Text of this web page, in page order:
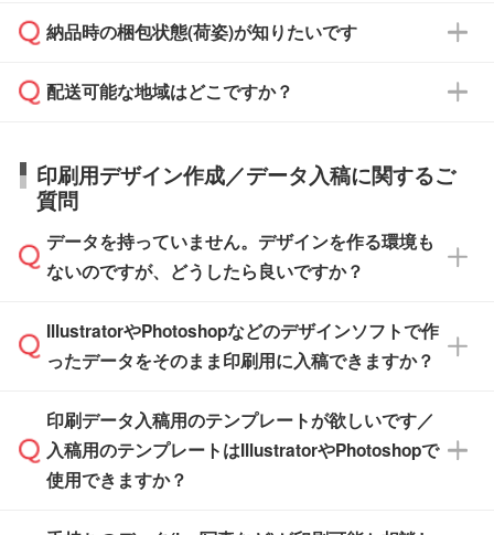
ご希望の際は担当スタッフまでお気軽にご相談
ください。
ご入金確認後、1～2営業日で出荷いたしま
タッフまでお問い合わせください。
ル」に注文予定日をご入力いただくと、おおよ
その締切日や出荷目安をご確認いただけます。
品が決まりましたらお早めのご発注をお願いい
たします。
※土日祝日を除く営業日換算です。
※沖縄・離島は追加日数がかかります。
い。
応が可能かご案内いたします。
す。>>対象商品はこちら
※最短出荷日は商品によって異なります。各商
品ページにてご確認ください
ご入金確認後に在庫を確保し、注文確定のご連
はできかねますので予めご了承ください。
納品時の梱包状態(荷姿)が知りたいです
商品によって異なります。各ページにある商品
す。(白箱、化粧箱、ブリスターパックなど)
【袋入り】 商品がひとつずつ袋に入っていま
す。(透明袋、デザイン袋など)
【個包装なし】 個包装がされていない状態で
※化粧箱から白箱への入れ替えや、オリジナル
箱の作成は原則承っておりません。
配送可能な地域はどこですか？
日本全国へお届けが可能です。なお、海外への
直接納品は行っておりませんので予めご了承く
ださい。
印刷用デザイン作成／データ入稿に関するご
質問
データを持っていません。デザインを作る環境も
ないのですが、どうしたら良いですか？
無料の「デザインシミュレーター」を使えば、
PCやスマホから簡単にデザインを作成できま
ザインソフトがなくても安心です。
また、「データ作成サービス
IllustratorやPhotoshopなどのデザインソフトで作
ったデータをそのまま印刷用に入稿できますか？
IllustratorやPhotoshop、CLIP STUDIOなどのデ
ザインソフトでこだわりのデザインを作成した
い方は、完全データ入稿
印刷データ入稿用のテンプレートが欲しいです／
入稿用のテンプレートはIllustratorやPhotoshopで
使用できますか？